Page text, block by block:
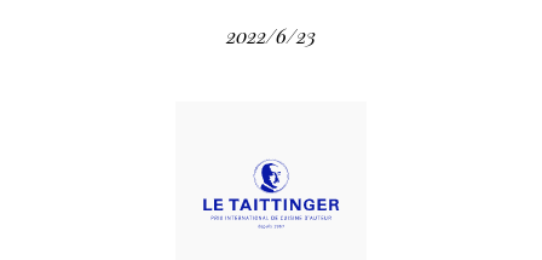
2022/6/23